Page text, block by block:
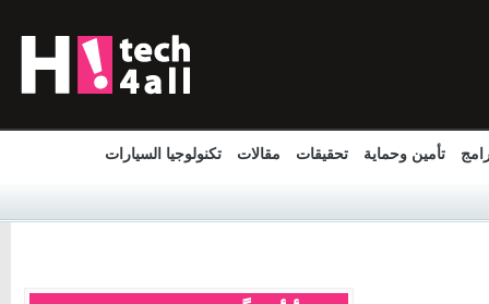
تأمين وحماية تحقيقات مقالات تكنولوجيا السيارات